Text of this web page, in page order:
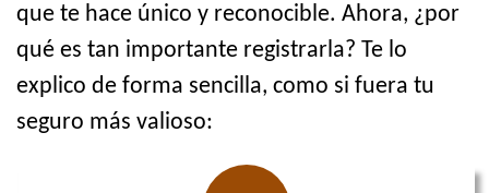
que te hace único y reconocible. Ahora, ¿por
qué es tan importante registrarla? Te lo
explico de forma sencilla, como si fuera tu
seguro más valioso: